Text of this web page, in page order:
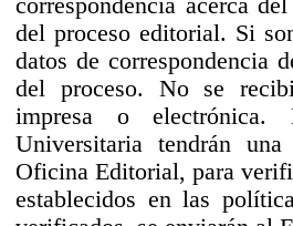
del proceso editorial. Si
datos de correspondencia
del proceso. No se
impresa o
Universitaria tendrán
Oficina Editorial, para
establecidos en las